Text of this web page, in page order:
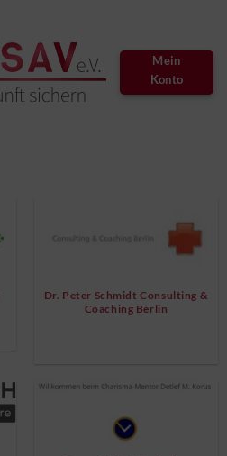
Mein
Konto
Dr. Peter Schmidt Consulting &
Coaching Berlin